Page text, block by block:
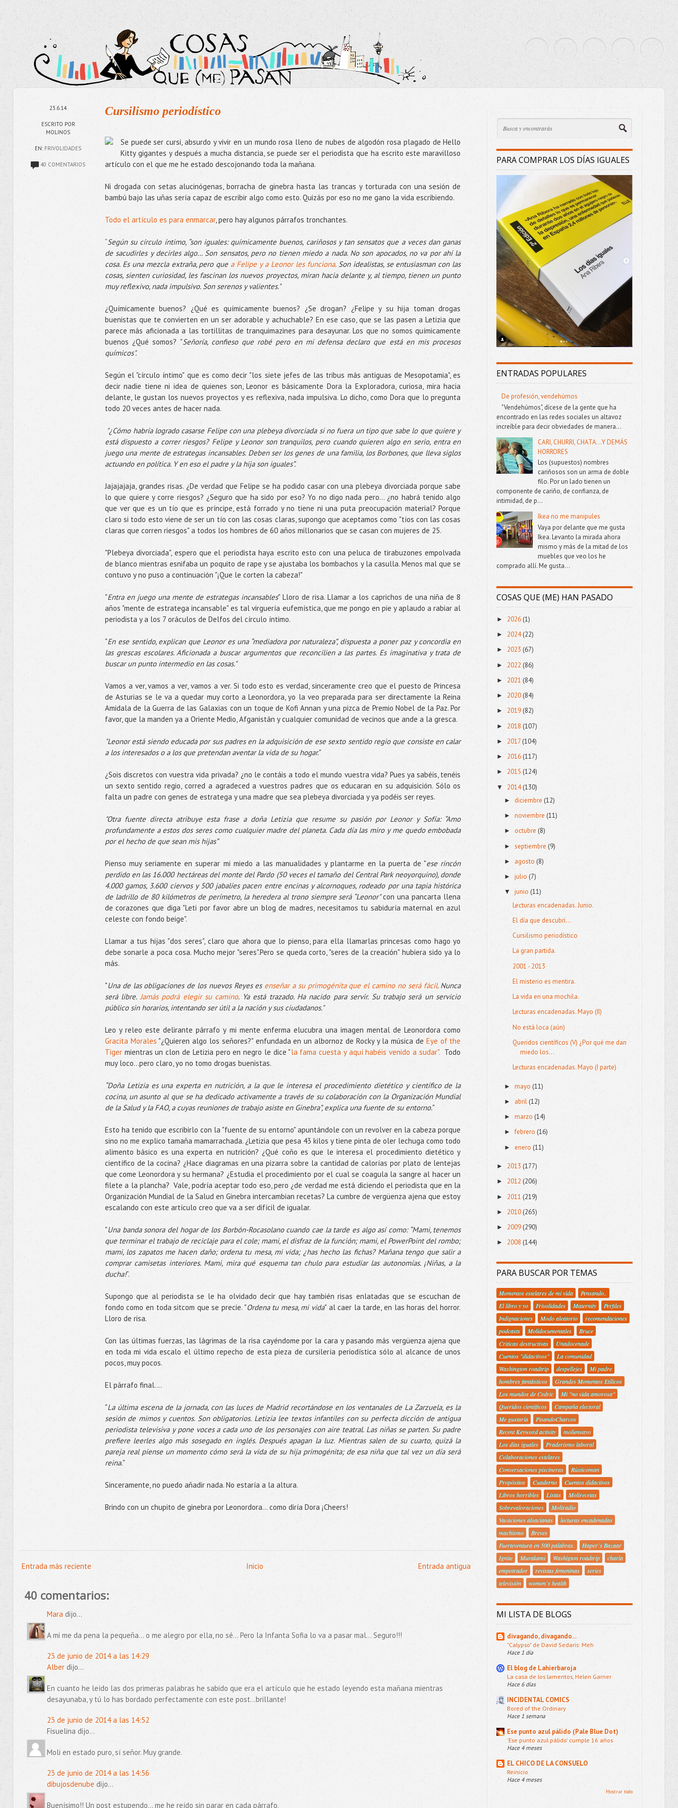
23.6.14
ESCRITO POR
MOLINOS
EN: FRIVOLIDADES
40 COMENTARIOS
Cursilismo periodístico
Se puede ser cursi, absurdo y vivir en un mundo rosa lleno de nubes de algodón rosa plagado de Hello
Kitty gigantes y después a mucha distancia, se puede ser el periodista que ha escrito este maravilloso
artículo con el que me he estado descojonando toda la mañana.
Ni drogada con setas alucinógenas, borracha de ginebra hasta las trancas y torturada con una sesión de
bambú bajo las uñas sería capaz de escribir algo como esto. Quizás por eso no me gano la vida escribiendo.
Todo el artículo es para enmarcar, pero hay algunos párrafos tronchantes.
“Según su círculo íntimo, “son iguales: químicamente buenos, cariñosos y tan sensatos que a veces dan ganas
de sacudirles y decirles algo… Son sensatos, pero no tienen miedo a nada. No son apocados, no va por ahí la
cosa. Es una mezcla extraña, pero que a Felipe y a Leonor les funciona. Son idealistas, se entusiasman con las
cosas, sienten curiosidad, les fascinan los nuevos proyectos, miran hacia delante y, al tiempo, tienen un punto
muy reflexivo, nada impulsivo. Son serenos y valientes."
¿Químicamente buenos? ¿Qué es químicamente buenos? ¿Se drogan? ¿Felipe y su hija toman drogas
buenistas que te convierten en un ser adorable y achuchable? En ese caso, que se las pasen a Letizia que
parece más aficionada a las tortillitas de tranquimazines para desayunar. Los que no somos químicamente
buenos ¿Qué somos? "Señoría, confieso que robé pero en mi defensa declaro que está en mis procesos
químicos".
Según el "círculo íntimo" que es como decir "los siete jefes de las tribus más antiguas de Mesopotamia", es
decir nadie tiene ni idea de quienes son, Leonor es básicamente Dora la Exploradora, curiosa, mira hacia
delante, le gustan los nuevos proyectos y es reflexiva, nada impulsiva. Lo dicho, como Dora que lo pregunta
todo 20 veces antes de hacer nada.
"¿Cómo habría logrado casarse Felipe con una plebeya divorciada si no fuera un tipo que sabe lo que quiere y
está dispuesto a correr riesgos? Felipe y Leonor son tranquilos, pero cuando quieren algo en serio, entra en
juego una mente de estrategas incansables. Deben ser los genes de una familia, los Borbones, que lleva siglos
actuando en política. Y en eso el padre y la hija son iguales”.
Jajajajaja, grandes risas. ¿De verdad que Felipe se ha podido casar con una plebeya divorciada porque sabe
lo que quiere y corre riesgos? ¿Seguro que ha sido por eso? Yo no digo nada pero... ¿no habrá tenido algo
que ver que es un tío que es príncipe, está forrado y no tiene ni una puta preocupación material? Porque
claro si todo esto viene de ser un tío con las cosas claras, supongo que aceptamos como "tíos con las cosas
claras que corren riesgos" a todos los hombres de 60 años millonarios que se casan con mujeres de 25.
"Plebeya divorciada", espero que el periodista haya escrito esto con una peluca de tirabuzones empolvada
de blanco mientras esnifaba un poquito de rape y se ajustaba los bombachos y la casulla. Menos mal que se
contuvo y no puso a continuación "¡Que le corten la cabeza!"
"Entra en juego una mente de estrategas incansables" Lloro de risa. Llamar a los caprichos de una niña de 8
años "mente de estratega incansable" es tal virguería eufemística, que me pongo en pie y aplaudo a rabiar al
periodista y a los 7 oráculos de Delfos del círculo íntimo.
"En ese sentido, explican que Leonor es una “mediadora por naturaleza”, dispuesta a poner paz y concordia en
las grescas escolares. Aficionada a buscar argumentos que reconcilien a las partes. Es imaginativa y trata de
buscar un punto intermedio en las cosas."
Vamos a ver, vamos a ver, vamos a ver. Si todo esto es verdad, sinceramente creo que el puesto de Princesa
de Asturias se le va a quedar muy corto a Leonordora, yo la veo preparada para ser directamente la Reina
Amidala de la Guerra de las Galaxias con un toque de Kofi Annan y una pizca de Premio Nobel de la Paz. Por
favor, que la manden ya a Oriente Medio, Afganistán y cualquier comunidad de vecinos que ande a la gresca.
"Leonor está siendo educada por sus padres en la adquisición de ese sexto sentido regio que consiste en calar
a los interesados o a los que pretendan aventar la vida de su hogar."
¿Sois discretos con vuestra vida privada? ¿no le contáis a todo el mundo vuestra vida? Pues ya sabéis, tenéis
un sexto sentido regio, corred a agradeced a vuestros padres que os educaran en su adquisición. Sólo os
falta un padre con genes de estratega y una madre que sea plebeya divorciada y ya podéis ser reyes.
"Otra fuente directa atribuye esta frase a doña Letizia que resume su pasión por Leonor y Sofía: “Amo
profundamente a estos dos seres como cualquier madre del planeta. Cada día las miro y me quedo embobada
por el hecho de que sean mis hijas”
Pienso muy seriamente en superar mi miedo a las manualidades y plantarme en la puerta de "ese rincón
perdido en las 16.000 hectáreas del monte del Pardo (50 veces el tamaño del Central Park neoyorquino), donde
4.000 gamos, 3.600 ciervos y 500 jabalíes pacen entre encinas y alcornoques, rodeado por una tapia histórica
de ladrillo de 80 kilómetros de perímetro, la heredera al trono siempre será “Leonor"con una pancarta llena
de corazones que diga "Leti por favor abre un blog de madres, necesitamos tu sabiduría maternal en azul
celeste con fondo beige".
Llamar a tus hijas "dos seres", claro que ahora que lo pienso, para ella llamarlas princesas como hago yo
debe sonarle a poca cosa. Mucho mejor "seres".Pero se queda corto, "seres de la creación" hubiera sido ya lo
más.
"Una de las obligaciones de los nuevos Reyes es enseñar a su primogénita que el camino no será fácil. Nunca
será libre.Jamás podrá elegir su camino. Ya está trazado. Ha nacido para servir. Su trabajo será un servicio
público sin horarios, intentando ser útil a la nación y sus ciudadanos."
Leo y releo este delirante párrafo y mi mente enferma elucubra una imagen mental de Leonordora como
Gracita Morales "¿Quieren algo los señores?" enfundada en un albornoz de Rocky y la música de Eye of the
Tigermientras un clon de Letizia pero en negro le dice "la fama cuesta y aquí habéis venido a sudar".Todo
muy loco...pero claro, yo no tomo drogas buenistas.
“Doña Letizia es una experta en nutrición, a la que le interesa el procedimiento dietético y científico de la
cocina, un asunto al que se ha dedicado activamente a través de su colaboración con la Organización Mundial
de la Salud y la FAO, a cuyas reuniones de trabajo asiste en Ginebra”, explica una fuente de su entorno."
Esto ha tenido que escribirlo con la "fuente de su entorno" apuntándole con un revolver en la cabeza porque
sino no me explico tamaña mamarrachada. ¿Letizia que pesa 43 kilos y tiene pinta de oler lechuga como todo
alimento básico es una experta en nutrición? ¿Qué coño es que le interesa el procedimiento dietético y
científico de la cocina? ¿Hace diagramas en una pizarra sobre la cantidad de calorías por plato de lentejas
que come Leonordora y su hermana? ¿Estudia el procedimiento por el cual se coagula la sangre al hacer un
filete a la plancha? Vale, podría aceptar todo eso, pero ¿de verdad me está diciendo el periodista que en la
Organización Mundial de la Salud en Ginebra intercambian recetas? La cumbre de vergüenza ajena que estoy
escalando con este artículo creo que va a ser difícil de igualar.
"Una banda sonora del hogar de los Borbón-Rocasolano cuando cae la tarde es algo así como: “Mami, tenemos
que terminar el trabajo de reciclaje para el cole; mami, el disfraz de la función; mami, el PowerPoint del rombo;
mami, los zapatos me hacen daño; ordena tu mesa, mi vida; ¿has hecho las fichas? Mañana tengo que salir a
comprar camisetas interiores. Mami, mira qué esquema tan chulo para estudiar las autonomías. ¡Niñas, a la
ducha!”.
Supongo que al periodista se le ha olvidado decir que hay también risas enlatadas que se escuchan de
fondo como en toda sitcom que se precie. "Ordena tu mesa, mi vida" al caer la tarde, en las horas del horror.
Lloro de risa.
Con las últimas fuerzas, las lágrimas de la risa cayéndome por la cara y pasando más vergüenza ajena que
en toda mi vida escalo el último repecho de esta pieza de cursilería periodística sólo al alcance de unos
pocos, muy pocos.
El párrafo final....
"La última escena de la jornada, con las luces de Madrid recortándose en los ventanales de La Zarzuela, es la
sesión de mimos y cuentos. Son obligatorios. Letizia lee textos infantiles con su perfecta dicción de antigua
periodista televisiva y pone voces a cada uno de los personajes con aire teatral. Las niñas se parten. Su padre
prefiere leerles algo más sosegado en inglés. Después apagan la luz. Mientras salen de su cuarto, quizá la
pareja real piense un momento cómo será la vida de su hija primogénita; de esa niña que tal vez un día será
reina."
Sinceramente, no puedo añadir nada. No estaría a la altura.
Brindo con un chupito de ginebra por Leonordora... como diría Dora ¡Cheers!
Entrada más reciente Entrada antigua
Inicio
40 comentarios:
Maradijo...
A mi me da pena la pequeña... o me alegro por ella, no sé... Pero la Infanta Sofia lo va a pasar mal... Seguro!!!
23 de junio de 2014 a las 14:29
Alberdijo...
En cuanto he leído las dos primeras palabras he sabido que era el artículo que he estado leyendo esta mañana mientras
desayunaba, y tú lo has bordado perfectamente con este post...brillante!
23 de junio de 2014 a las 14:52
Fisuelina dijo...
Moli en estado puro, sí señor. Muy grande.
23 de junio de 2014 a las 14:56
dibujosdenube dijo...
Buenísimo!! Un post estupendo... me he reído sin parar en cada párrafo.
PARA COMPRAR LOS DÍAS IGUALES
ENTRADAS POPULARES
De profesión, vendehúmos
"Vendehúmos", dícese de la gente que ha
encontrado en las redes sociales un altavoz
increíble para decir obviedades de manera...
CARI, CHURRI, CHATA...Y DEMÁS
HORRORES
Los (supuestos) nombres
cariñosos son un arma de doble
filo. Por un lado tienen un
componente de cariño, de confianza, de
intimidad, de p...
Ikea no me manipules
Vaya por delante que me gusta
Ikea. Levanto la mirada ahora
mismo y más de la mitad de los
muebles que veo los he
comprado allí. Me gusta...
COSAS QUE (ME) HAN PASADO
► 2026 (1)
► 2024(22)
► 2023 (67)
► 2022 (86)
► 2021 (84)
► 2020(84)
► 2019(82)
► 2018 (107)
► 2017 (104)
► 2016(117)
► 2015 (124)
▼ 2014(130)
► diciembre (12)
►noviembre(11)
►octubre (8)
► septiembre (9)
► agosto(8)
►julio(7)
▼junio(11)
Lecturas encadenadas. Junio.
El día que descubrí...
Cursilismo periodístico
La gran partida.
2001 - 2013
El misterio es mentira.
La vida en una mochila.
Lecturas encadenadas. Mayo (II)
No está loca (aún)
Queridos científicos (V) ¿Por qué me dan
miedo los...
Lecturas encadenadas. Mayo (I parte)
►mayo (11)
► abril (12)
►marzo(14)
►febrero(16)
►enero(11)
► 2013 (177)
► 2012 (206)
► 2011 (219)
► 2010 (265)
► 2009(290)
► 2008 (144)
PARA BUSCAR POR TEMAS
Momentos estelares de mi vida
Pensando..
El libro y yo
Frivolidades Maternity
Perfiles
Indignaciones
Modo aleatorio
recomendaciones
podcasts
Molidocumentales
Bruce
Criticas destructivas
Unadocenade
Cuentos "didactivos"
La comunidad
Washington roadtrip
despellejes
Mi padre
hombres fantásticos
Grandes Momentos Etílicos
Los mundos de Cedric
Mi "no vida amorosa"
Queridos científicos
Campaña electoral
Me gustaría
PisandoCharcos
Recent Keyword activity
moliensayo
Los días iguales
Praderismo laboral
Colaboraciones estelares
Conversaciones piscineras
Rústicoman
Propósitos
Cuaderno
Cuentos didactivos
Libros horribles
Listas
Molirecetas
Sobrevaloraciones
Moliradio
Vacaciones alsacianas
lecturas encadenadas
machismo
Breves
Fuerteventura en 500 palabras.
Haper´s Bazaar
Ignite
Murakami Washigton roadtrip
charla
empotrador
revistas femeninas
series
televisión
women´s health
MI LISTA DE BLOGS
divagando, divagando...
"Calypso" de David Sedaris: Meh
Hace 1 día
El blog de Lahierbaroja
La casa de los lamentos, Helen Garner
Hace 6 días
INCIDENTAL COMICS
Bored of the Ordinary
Hace 1 semana
Ese punto azul pálido (Pale Blue Dot)
'Ese punto azul pálido' cumple 16 años
Hace 4 meses
EL CHICO DE LA CONSUELO
Reinicio
Hace 4 meses
Mostrar todo